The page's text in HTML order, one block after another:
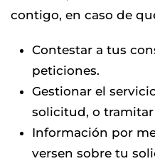
contigo, en caso de
Contestar a tus
peticiones.
Gestionar el
solicitud, o
Información por
versen sobre tu